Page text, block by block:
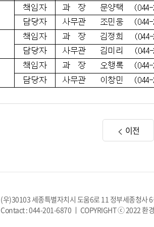
이전
(우)30103 세종특별자치시 도움6로 11 정부세종청사
Contact : 044-201-6870 ㅣ COPYRIGHT ⓒ 2022 환